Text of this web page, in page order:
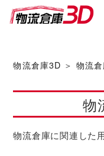
ソフ
ト株
式会社
物流倉庫3D ＞ 物流
物
物流倉庫に関連した